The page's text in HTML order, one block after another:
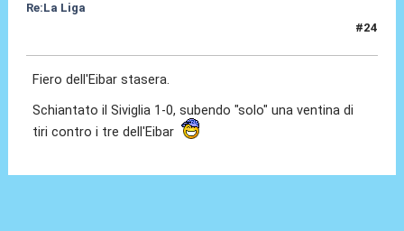
Re:La Liga
#24
Fiero dell'Eibar stasera.
Schiantato il Siviglia 1-0, subendo "solo" una ventina di
tiri contro i tre dell'Eibar